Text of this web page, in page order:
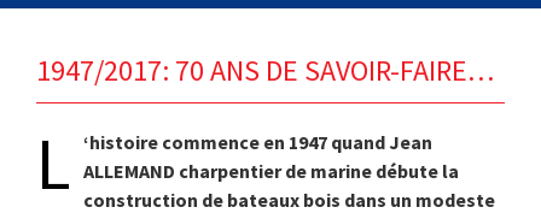
1947/2017: 70 ANS DE SAVOIR-FAIRE…
L ‘histoire commence en 1947 quand Jean
ALLEMAND charpentier de marine débute la
construction de bateaux bois dans un modeste